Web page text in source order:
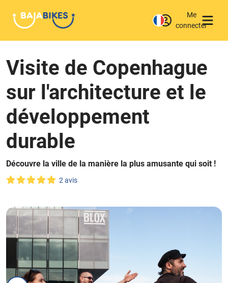
Me
connecter
Visite de Copenhague
sur l'architecture et le
développement
durable
Découvre la ville de la manière la plus amusante qui soit !
2 avis